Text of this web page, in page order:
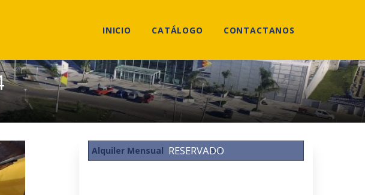
INICIO CATÁLOGO CONTACTANOS
RESERVADO
Alquiler Mensual $U